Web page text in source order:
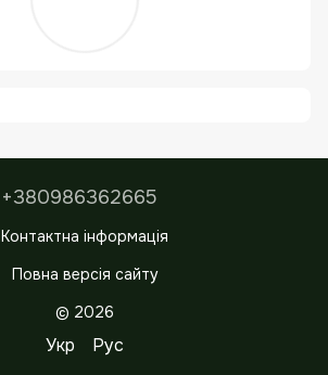
+380986362665
Контактна інформація
Повна версія сайту
© 2026
Укр Рус